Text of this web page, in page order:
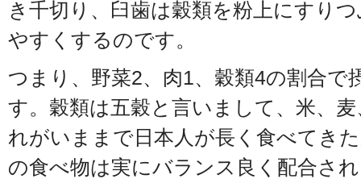
き千切り、臼歯は穀類を粉上にすり
やすくするのです。
つまり、野菜2、肉1、穀類4の割合で
す。穀類は五穀と言いまして、米、
れがいままで日本人が長く食べてき
の食べ物は実にバランス良く配合さ